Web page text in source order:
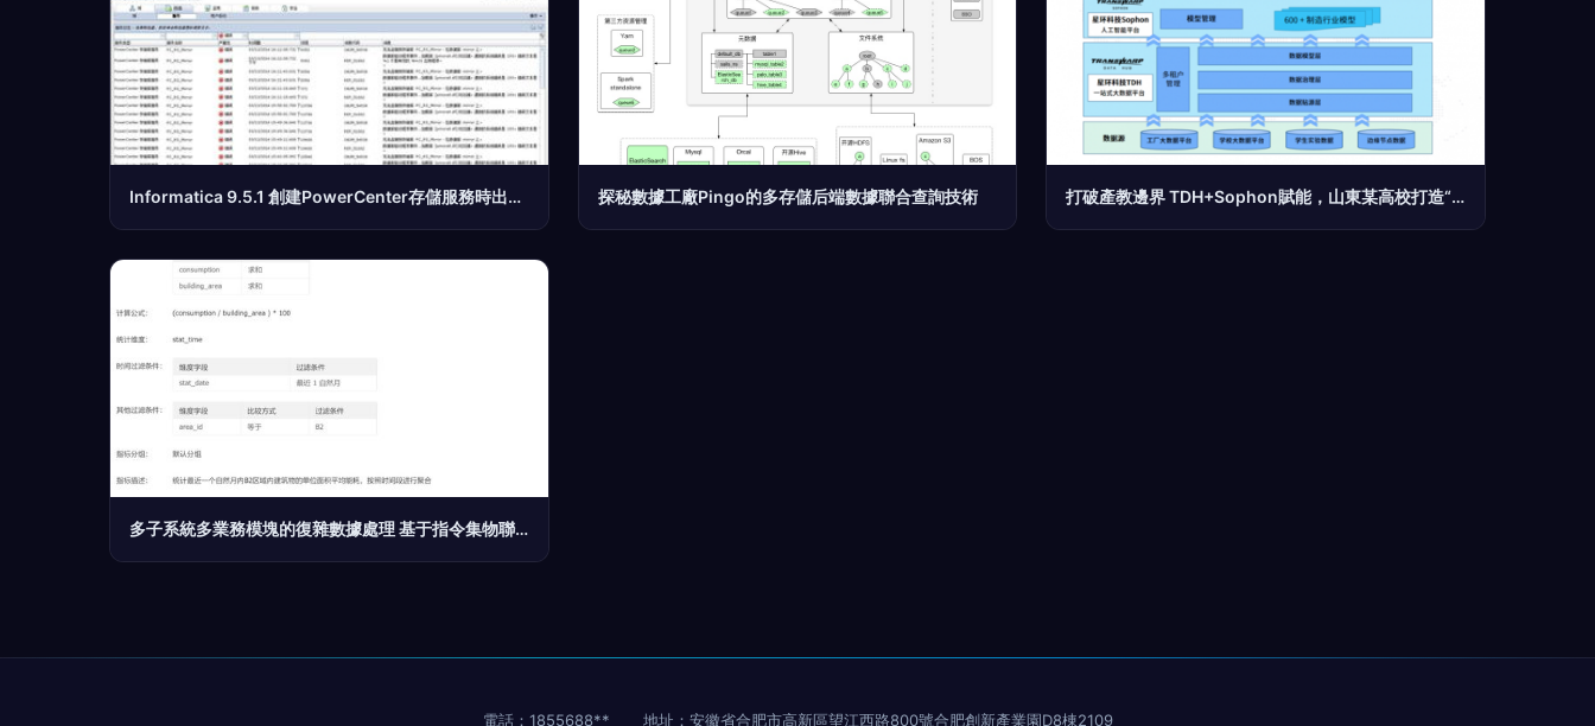
Informatica 9.5.1 創建PowerCenter存儲服務時出錯 深度解析與解決方案詳解 探秘數據工廠Pingo的多存儲后端數據聯合查詢技術 打破產教邊界 TDH+Sophon賦能，山東某高校打造“課堂即工廠”數字化轉型實訓平臺
多子系統多業務模塊的復雜數據處理 基于指令集物聯網操作系統的項目開發實踐
電話：1855688** 地址：安徽省合肥市高新區望江西路800號合肥創新產業園D8棟2109